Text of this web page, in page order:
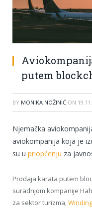
putem
BY MONIKA NOŽINIĆ ON
Njemačka
aviokompanija koja je
su u priopćenju za
Prodaja karata putem
suradnjom kompanije
za sektor turizma,